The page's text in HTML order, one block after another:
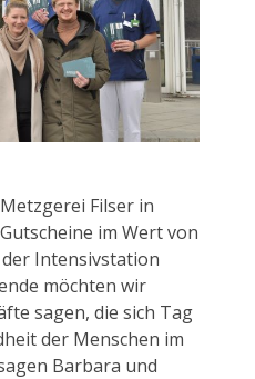
Filser in
im Wert von
der Intensivstation
möchten wir
sagen, die sich Tag
der Menschen im
Barbara und